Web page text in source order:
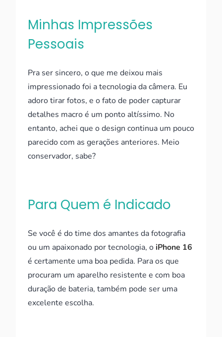
Minhas Impressões
Pessoais
Pra ser sincero, o que me deixou mais
impressionado foi a tecnologia da câmera. Eu
adoro tirar fotos, e o fato de poder capturar
detalhes macro é um ponto altíssimo. No
entanto, achei que o design continua um pouco
parecido com as gerações anteriores. Meio
conservador, sabe?
Para Quem é Indicado
Se você é do time dos amantes da fotografia
ou um apaixonado por tecnologia, o iPhone 16
é certamente uma boa pedida. Para os que
procuram um aparelho resistente e com boa
duração de bateria, também pode ser uma
excelente escolha.